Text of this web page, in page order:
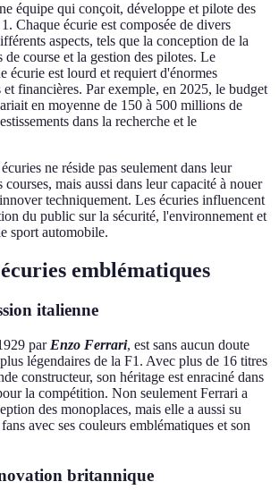
équipe qui conçoit, développe et pilote des
Chaque écurie est composée de divers
aspects, tels que la conception de la
de course et la gestion des pilotes. Le
écurie est lourd et requiert d'énormes
et financières. Par exemple, en 2025, le budget
en moyenne de 150 à 500 millions de
dans la recherche et le
ne réside pas seulement dans leur
mais aussi dans leur capacité à nouer
techniquement. Les écuries influencent
du public sur la sécurité, l'environnement et
sport automobile.
emblématiques
italienne
par Enzo Ferrari, est sans aucun doute
légendaires de la F1. Avec plus de 16 titres
constructeur, son héritage est enraciné dans
la compétition. Non seulement Ferrari a
des monoplaces, mais elle a aussi su
avec ses couleurs emblématiques et son
britannique